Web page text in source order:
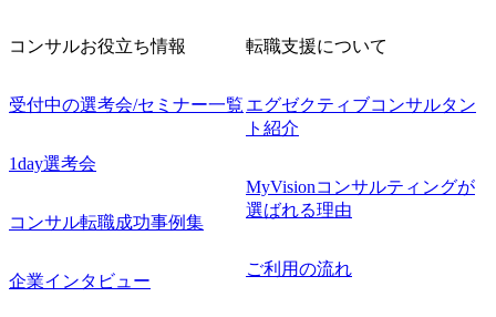
コンサルお役立ち情報
受付中の選考会/セミナー一覧
1day選考会
コンサル転職成功事例集
企業インタビュー
転職支援について
エグゼクティブコンサルタン
ト紹介
MyVisionコンサルティングが
選ばれる理由
ご利用の流れ